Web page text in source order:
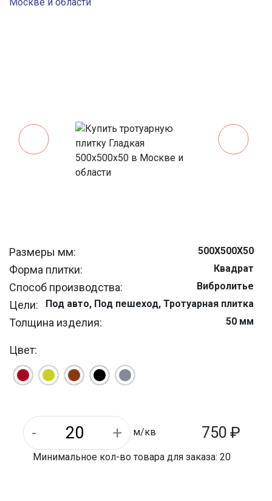
Размеры мм: 500Х500Х50
Форма плитки: Квадрат
Способ производства: Вибролитье
Цели: Под авто, Под пешеход, Тротуарная плитка
Толщина изделия: 50 мм
На паллете м/кв:
Назначение:
Вес 1 паллета: 1020 кг
Цвет:
м/кв 750 ₽
Минимальное кол-во товара для заказа: 20